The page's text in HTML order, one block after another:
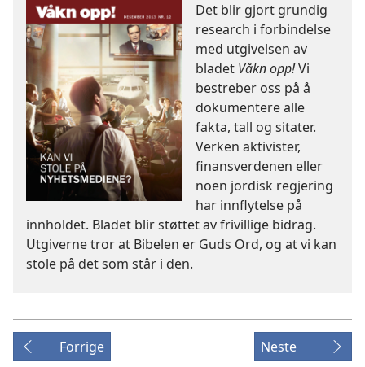
Det blir gjort grundig
research i forbindelse
med utgivelsen av
bladet Våkn opp!Vi
bestreber oss på å
dokumentere alle
fakta, tall og sitater.
Verken aktivister,
finansverdenen eller
noen jordisk regjering
har innflytelse på
innholdet. Bladet blir støttet av frivillige bidrag.
Utgiverne tror at Bibelen er Guds Ord, og at vi kan
stole på det som står i den.
Forrige Neste